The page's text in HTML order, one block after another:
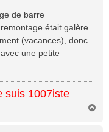
de barre
était galère.
(vacances), donc
une petite
suis 1007iste